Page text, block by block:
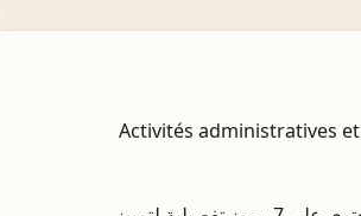
تصفح رموز NMA داخل الفرع 82 وافتح صفحات الأنشطة التفصيلية. التسمية الرسمية للفرع هي Activités administratives et